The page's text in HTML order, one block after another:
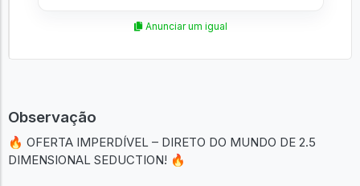
Anunciar um igual
Observação
🔥 OFERTA IMPERDÍVEL – DIRETO DO MUNDO DE 2.5
DIMENSIONAL SEDUCTION! 🔥